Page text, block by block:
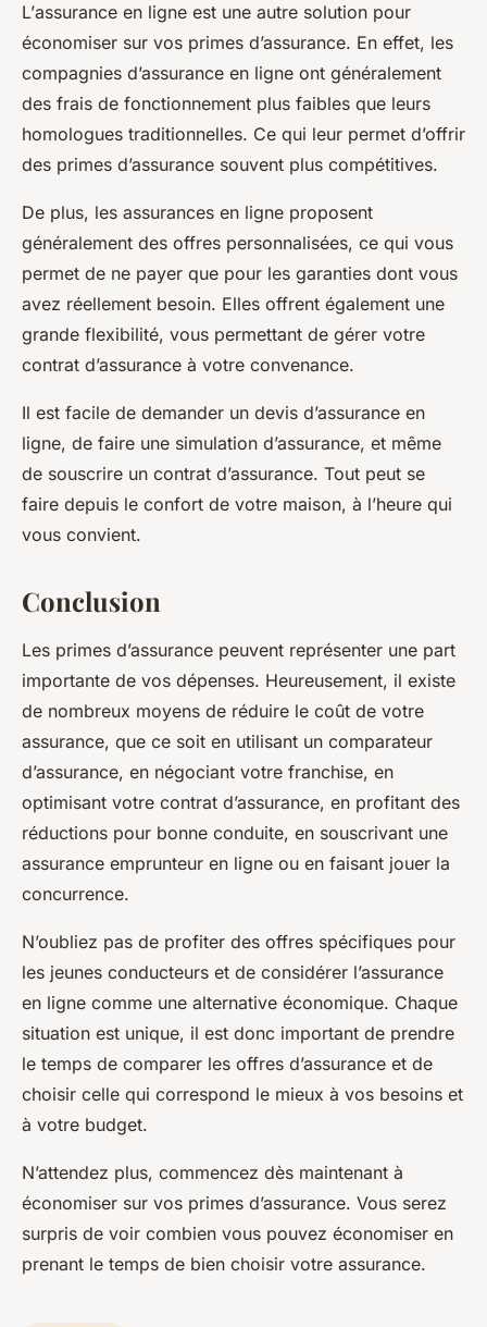
L’assurance en ligne est une autre solution pour
économiser sur vos primes d’assurance. En effet, les
compagnies d’assurance en ligne ont généralement
des frais de fonctionnement plus faibles que leurs
homologues traditionnelles. Ce qui leur permet d’offrir
des primes d’assurance souvent plus compétitives.
De plus, les assurances en ligne proposent
généralement des offres personnalisées, ce qui vous
permet de ne payer que pour les garanties dont vous
avez réellement besoin. Elles offrent également une
grande flexibilité, vous permettant de gérer votre
contrat d’assurance à votre convenance.
Il est facile de demander un devis d’assurance en
ligne, de faire une simulation d’assurance, et même
de souscrire un contrat d’assurance. Tout peut se
faire depuis le confort de votre maison, à l’heure qui
vous convient.
Conclusion
Les primes d’assurance peuvent représenter une part
importante de vos dépenses. Heureusement, il existe
de nombreux moyens de réduire le coût de votre
assurance, que ce soit en utilisant un comparateur
d’assurance, en négociant votre franchise, en
optimisant votre contrat d’assurance, en profitant des
réductions pour bonne conduite, en souscrivant une
assurance emprunteur en ligne ou en faisant jouer la
concurrence.
N’oubliez pas de profiter des offres spécifiques pour
les jeunes conducteurs et de considérer l’assurance
en ligne comme une alternative économique. Chaque
situation est unique, il est donc important de prendre
le temps de comparer les offres d’assurance et de
choisir celle qui correspond le mieux à vos besoins et
à votre budget.
N’attendez plus, commencez dès maintenant à
économiser sur vos primes d’assurance. Vous serez
surpris de voir combien vous pouvez économiser en
prenant le temps de bien choisir votre assurance.